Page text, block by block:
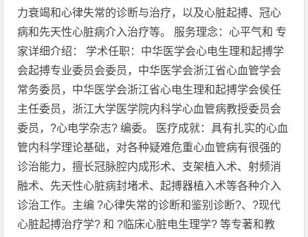
力衰竭和心律失常的诊断与治疗，以及心脏起搏、冠心
病和先天性心脏病介入治疗等。 服务理念：心平气和 专
家详细介绍： 学术任职：中华医学会心电生理和起搏学
会起搏专业委员会委员，中华医学会浙江省心血管学会
常务委员，中华医学会浙江省心电生理和起搏学会侯任
主任委员，浙江大学医学院内科学心血管病教授委员会
委员，?心电学杂志? 编委。 医疗成就：具有扎实的心血
管内科学理论基础，对各种疑难危重心血管病有很强的
诊治能力，擅长冠脉腔内成形术、支架植入术、射频消
融术、先天性心脏病封堵术、起搏器植入术等各种介入
诊治工作。主编 ?心律失常的诊断和鉴别诊断?、?现代
心脏起搏治疗学? 和 ?临床心脏电生理学? 等专著和教